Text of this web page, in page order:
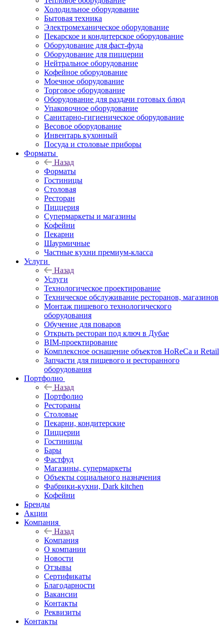
Холодильное оборудование
Бытовая техника
Электромеханическое оборудование
Пекарское и кондитерское оборудование
Оборудование для фаст-фуда
Оборудование для пиццерии
Нейтральное оборудование
Кофейное оборудование
Моечное оборудование
Торговое оборудование
Оборудование для раздачи готовых блюд
Упаковочное оборудование
Санитарно-гигиеническое оборудование
Весовое оборудование
Инвентарь кухонный
Посуда и столовые приборы
Форматы
Назад
Форматы
Гостиницы
Столовая
Ресторан
Пиццерия
Супермаркеты и магазины
Кофейни
Пекарни
Шаурмичные
Частные кухни премиум-класса
Услуги
Назад
Услуги
Технологическое проектирование
Техническое обслуживание ресторанов, магазинов
Монтаж пищевого технологического
оборудования
Обучение для поваров
Открыть ресторан под ключ в Дубае
BIM-проектирование
Комплексное оснащение объектов HoReCa и Retail
Запчасти для пищевого и ресторанного
оборудования
Портфолио
Назад
Портфолио
Рестораны
Столовые
Пекарни, кондитерские
Пиццерии
Гостиницы
Бары
Фастфуд
Магазины, супермаркеты
Объекты социального назначения
Фабрики-кухни, Dark kitchen
Кофейни
Бренды
Акции
Компания
Назад
Компания
О компании
Новости
Отзывы
Сертификаты
Благодарности
Вакансии
Контакты
Реквизиты
Контакты